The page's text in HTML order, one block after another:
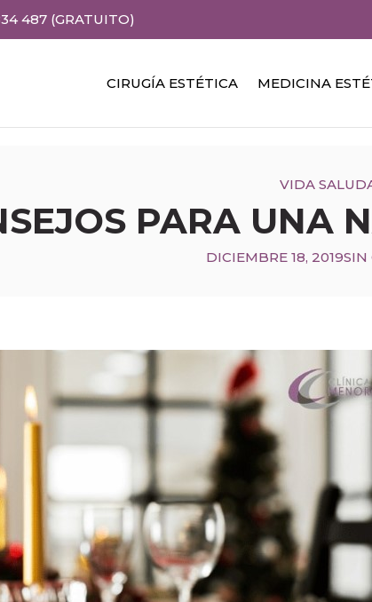
487 (GRATUITO)
CIRUGÍA ESTÉTICA MEDICINA
VIDA
PARA UNA
DICIEMBRE 18, 2019SIN